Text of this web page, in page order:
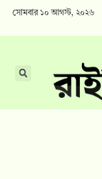
সোমবার ১০ আগস্ট, ২০২৬